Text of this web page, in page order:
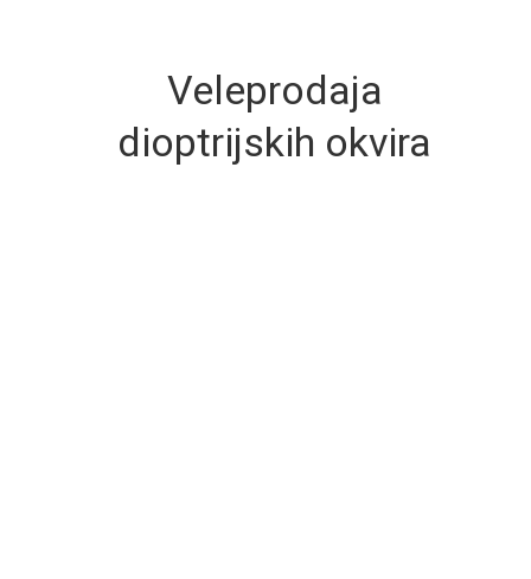
Veleprodaja
dioptrijskih okvira